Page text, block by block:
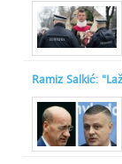
Ramiz Salkić: